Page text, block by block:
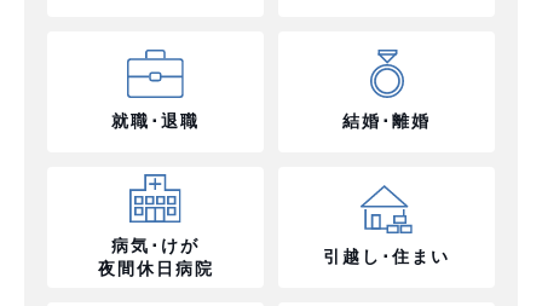
就職･退職 結婚･離婚
病気･けが
夜間休日病院
引越し･住まい